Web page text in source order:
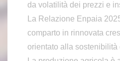
da volatilità dei prezzi e
La Relazione Enpaia
comparto in rinnovata
orientato alla sostenibilità